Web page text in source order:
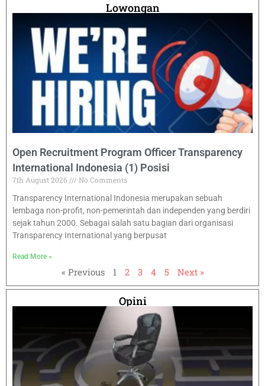
Lowongan
Open Recruitment Program Officer Transparency
International Indonesia (1) Posisi
7th August 2026
No Comments
Transparency International Indonesia merupakan sebuah
lembaga non-profit, non-pemerintah dan independen yang berdiri
sejak tahun 2000. Sebagai salah satu bagian dari organisasi
Transparency International yang berpusat
Read More »
« Previous 1 2 3 4 5 Next »
Opini